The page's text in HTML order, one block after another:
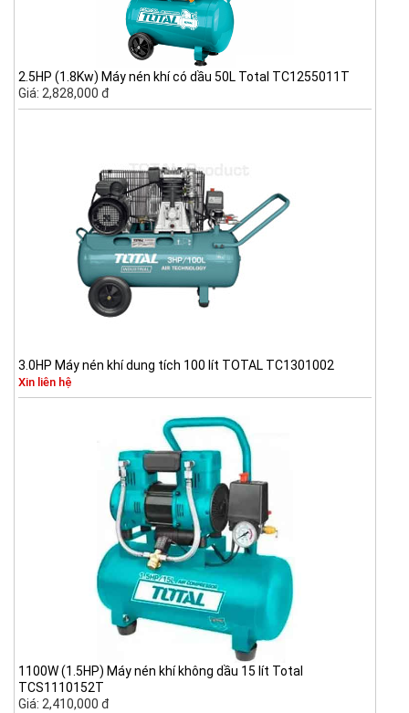
2.5HP (1.8Kw) Máy nén khí có dầu 50L Total TC1255011T
Giá: 2,828,000 đ
3.0HP Máy nén khí dung tích 100 lít TOTAL TC1301002
Xin liên hệ
1100W (1.5HP) Máy nén khí không dầu 15 lít Total
TCS1110152T
Giá: 2,410,000 đ